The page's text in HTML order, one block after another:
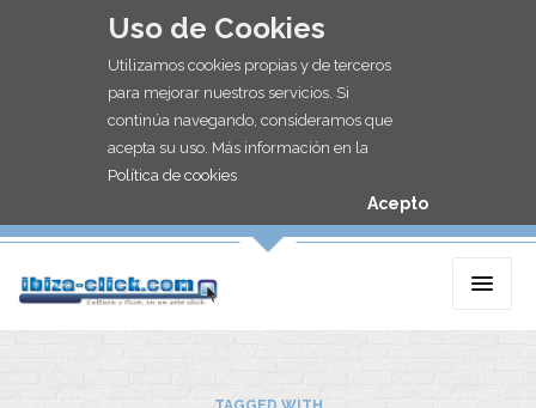
Uso de Cookies
Utilizamos cookies propias y de terceros
para mejorar nuestros servicios. Si
continúa navegando, consideramos que
acepta su uso. Más información en la
Política de cookies
Acepto